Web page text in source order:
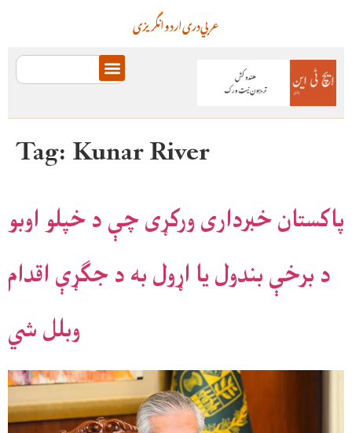
انگریزیاردودریعربي
Tag:Kunar River
پاکستان خبرداری ورکړی چې د خپلو اوبو
د برخې بندول یا اړول به د جګړې اقدام
وبلل شي